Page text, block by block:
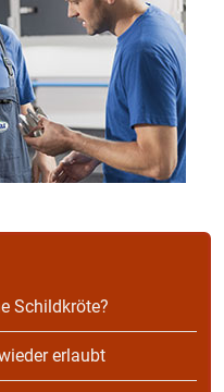
Schildkröte?
erlaubt